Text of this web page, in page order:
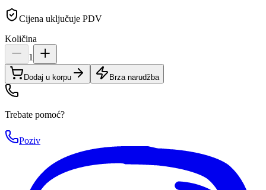
Cijena uključuje PDV
Količina
1
Dodaj u korpu Brza narudžba
Trebate pomoć?
Poziv